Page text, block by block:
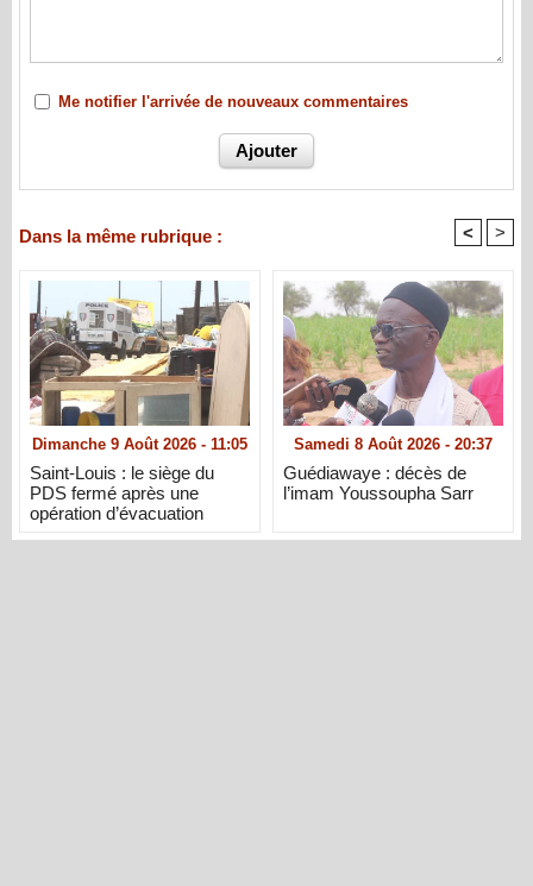
Me notifier l'arrivée de nouveaux commentaires
Dans la même rubrique : < >
Dimanche 9 Août 2026 - 11:05
Saint-Louis : le siège du
PDS fermé après une
opération d’évacuation
Samedi 8 Août 2026 - 20:37
Guédiawaye : décès de
l’imam Youssoupha Sarr